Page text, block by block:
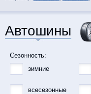
Автошины
Сезонность:
зимние
всесезонные